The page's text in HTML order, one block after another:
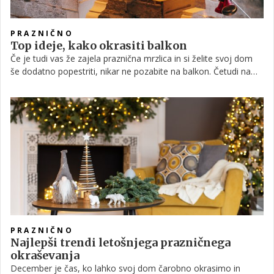
PRAZNIČNO
Top ideje, kako okrasiti balkon
Če je tudi vas že zajela praznična mrzlica in si želite svoj dom
še dodatno popestriti, nikar ne pozabite na balkon. Četudi na
delu leta lahko na njem prav tako ustvarimo prijeten kotiček za
preživljanje prostega časa. Majhen ali velik, to sploh ni
pomembno, prav vsak balkon lahko z nekaj dekoracije in lepimi
detajli spremenimo v pravo zimsko pravljico. V spodnjih vrsticah
smo zbrali nekaj najlepših idej za balkonsko okrasitev.
PRAZNIČNO
Najlepši trendi letošnjega prazničnega
okraševanja
December je čas, ko lahko svoj dom čarobno okrasimo in